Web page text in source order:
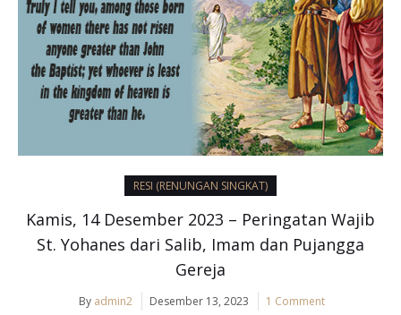
RESI (RENUNGAN SINGKAT)
Kamis, 14 Desember 2023 – Peringatan Wajib
St. Yohanes dari Salib, Imam dan Pujangga
Gereja
By admin2 Desember 13, 2023 1 Comment